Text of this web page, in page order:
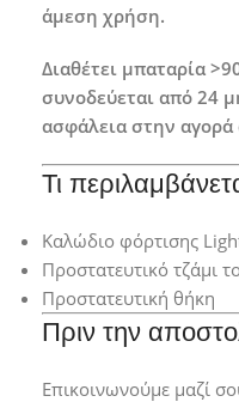
άμεση χρήση.
Διαθέτει μπαταρία
συνοδεύεται από 24
ασφάλεια στην αγορά
Τι
Καλώδιο φόρτισης
Προστατευτικό τζάμι
Προστατευτική θήκη
Πριν την
Επικοινωνούμε μαζί